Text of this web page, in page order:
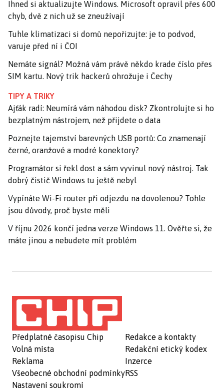
Ihned si aktualizujte Windows. Microsoft opravil přes 600
chyb, dvě z nich už se zneužívají
Tuhle klimatizaci si domů nepořizujte: je to podvod,
varuje před ní i ČOI
Nemáte signál? Možná vám právě někdo krade číslo přes
SIM kartu. Nový trik hackerů ohrožuje i Čechy
TIPY A TRIKY
Ajťák radí: Neumírá vám náhodou disk? Zkontrolujte si ho
bezplatným nástrojem, než přijdete o data
Poznejte tajemství barevných USB portů: Co znamenají
černé, oranžové a modré konektory?
Programátor si řekl dost a sám vyvinul nový nástroj. Tak
dobrý čistič Windows tu ještě nebyl
Vypínáte Wi-Fi router při odjezdu na dovolenou? Tohle
jsou důvody, proč byste měli
V říjnu 2026 končí jedna verze Windows 11. Ověřte si, že
máte jinou a nebudete mít problém
Předplatné časopisu Chip
Volná místa
Reklama
Všeobecné obchodní podmínky
Nastavení soukromí
Redakce a kontakty
Redakční etický kodex
Inzerce
RSS